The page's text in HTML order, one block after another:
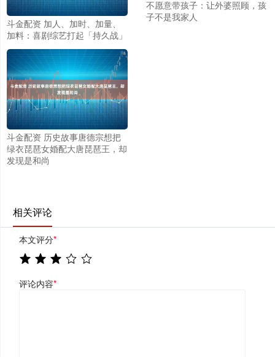
斗金配资 加人、加时、加量、
加料：喜剧综艺打起「持久战」
不愿意带孩子：让外婆照顾，孩
子不是我家人
斗金配资 历史故事唐德宗想把
绿衣琵琶女婚配大唐琵琶王，却
发现是和尚
相关评论
本文评分*
评论内容*